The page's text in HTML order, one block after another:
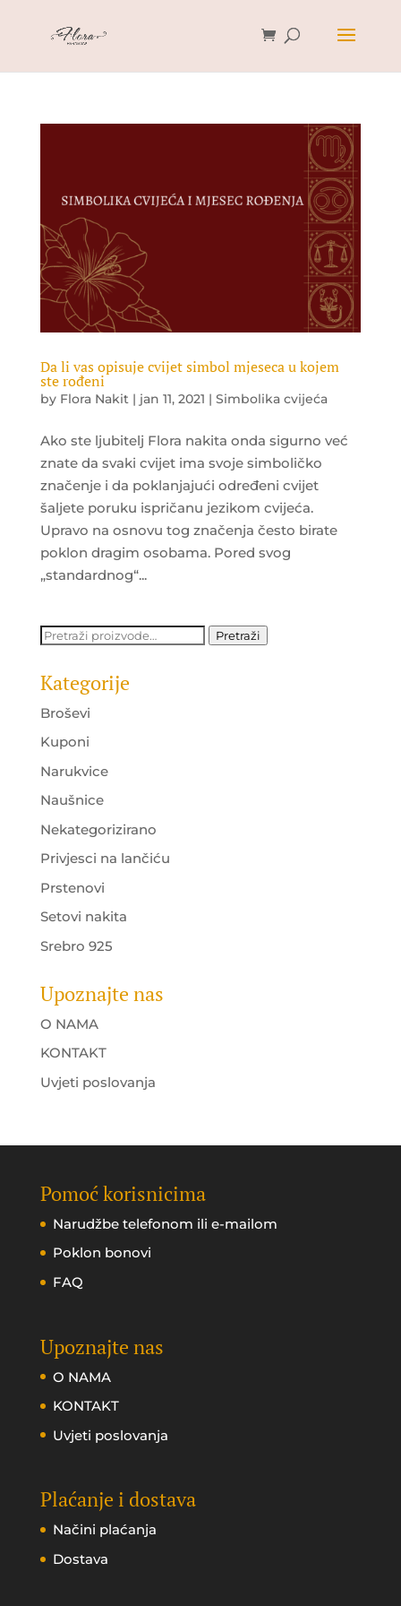
Da li vas opisuje cvijet simbol mjeseca u kojem
ste rođeni
by Flora Nakit| jan 11, 2021 | Simbolika cvijeća
Ako ste ljubitelj Flora nakita onda sigurno već
znate da svaki cvijet ima svoje simboličko
značenje i da poklanjajući određeni cvijet
šaljete poruku ispričanu jezikom cvijeća.
Upravo na osnovu tog značenja često birate
poklon dragim osobama. Pored svog
„standardnog“...
Pretraži: Pretraži
Kategorije
Broševi
Kuponi
Narukvice
Naušnice
Nekategorizirano
Privjesci na lančiću
Prstenovi
Setovi nakita
Srebro 925
Upoznajte nas
O NAMA
KONTAKT
Uvjeti poslovanja
Pomoć korisnicima
Narudžbe telefonom ili e-mailom
Poklon bonovi
FAQ
Upoznajte nas
O NAMA
KONTAKT
Uvjeti poslovanja
Plaćanje i dostava
Načini plaćanja
Dostava